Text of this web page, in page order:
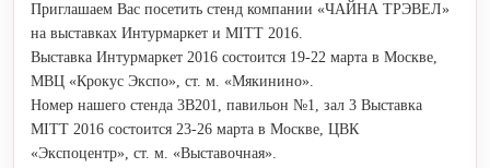
Приглашаем Вас посетить стенд компании «ЧАЙНА ТРЭВЕЛ»
на выставках Интурмаркет и MITT 2016.
Выставка Интурмаркет 2016 состоится 19-22 марта в Москве,
МВЦ «Крокус Экспо», ст. м. «Мякинино».
Номер нашего стенда 3В201, павильон №1, зал 3 Выставка
MITT 2016 состоится 23-26 марта в Москве, ЦВК
«Экспоцентр», ст. м. «Выставочная».